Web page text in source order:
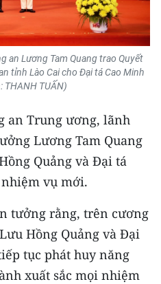
an Lương Tam Quang trao Quyết
tỉnh Lào Cai cho Đại tá Cao Minh
THANH TUẤN)
an Trung ương, lãnh
Lương Tam Quang
Quảng và Đại tá
vụ mới.
tưởng rằng, trên cương
Hồng Quảng và Đại
tục phát huy năng
xuất sắc mọi nhiệm